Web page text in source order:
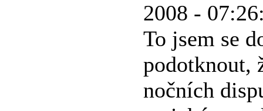
2008 -
To jsem se
podotknout,
nočních